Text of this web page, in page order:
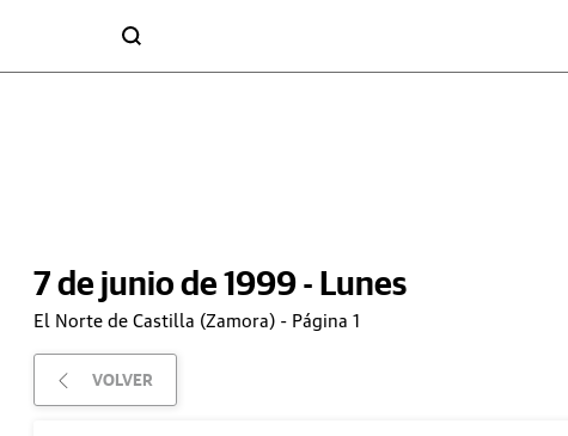
7 de junio de 1999 - Lunes
El Norte de Castilla (Zamora) - Página 1
VOLVER